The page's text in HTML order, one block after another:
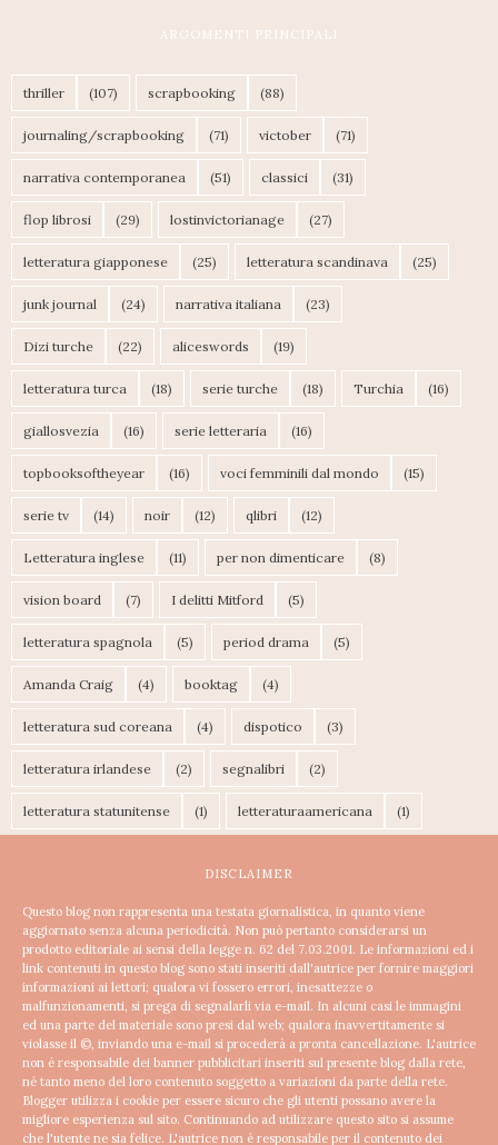
ARGOMENTI PRINCIPALI
thriller (107) scrapbooking (88)
journaling/scrapbooking (71) victober (71)
narrativa contemporanea (51) classici (31)
flop librosi (29) lostinvictorianage (27)
letteratura giapponese (25) letteratura scandinava (25)
junk journal (24) narrativa italiana (23)
Dizi turche (22) aliceswords (19)
letteratura turca (18) serie turche (18) Turchia (16)
giallosvezia (16) serie letteraria (16)
topbooksoftheyear (16) voci femminili dal mondo (15)
serie tv (14) noir (12) qlibri (12)
Letteratura inglese (11) per non dimenticare (8)
vision board (7) I delitti Mitford (5)
letteratura spagnola (5) period drama (5)
Amanda Craig (4) booktag (4)
letteratura sud coreana (4) dispotico (3)
letteratura irlandese (2) segnalibri (2)
letteratura statunitense (1) letteraturaamericana (1)
DISCLAIMER
Questo blog non rappresenta una testata giornalistica, in quanto viene
aggiornato senza alcuna periodicità. Non può pertanto considerarsi un
prodotto editoriale ai sensi della legge n. 62 del 7.03.2001. Le informazioni ed i
link contenuti in questo blog sono stati inseriti dall'autrice per fornire maggiori
informazioni ai lettori; qualora vi fossero errori, inesattezze o
malfunzionamenti, si prega di segnalarli via e-mail. In alcuni casi le immagini
ed una parte del materiale sono presi dal web; qualora inavvertitamente si
violasse il ©, inviando una e-mail si procederà a pronta cancellazione. L'autrice
non è responsabile dei banner pubblicitari inseriti sul presente blog dalla rete,
né tanto meno del loro contenuto soggetto a variazioni da parte della rete.
Blogger utilizza i cookie per essere sicuro che gli utenti possano avere la
migliore esperienza sul sito. Continuando ad utilizzare questo sito si assume
che l'utente ne sia felice. L'autrice non è responsabile per il contenuto dei